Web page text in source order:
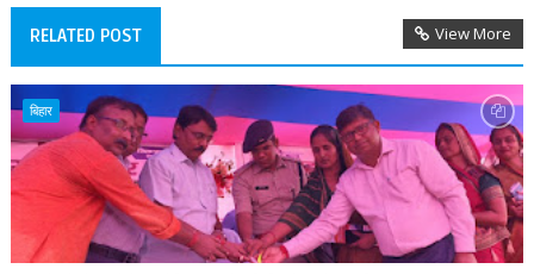
RELATED POST View More
बिहार